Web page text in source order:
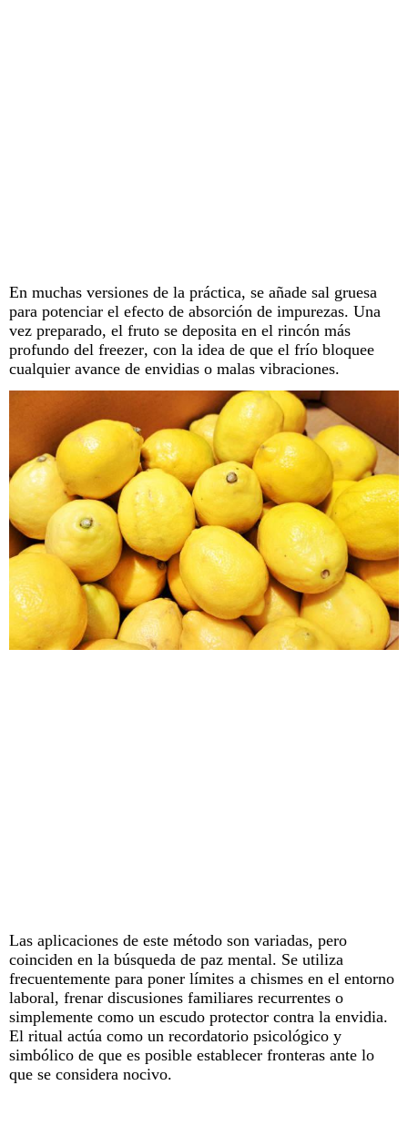
En muchas versiones de la práctica, se añade sal gruesa
para potenciar el efecto de absorción de impurezas. Una
vez preparado, el fruto se deposita en el rincón más
profundo del freezer, con la idea de que el frío bloquee
cualquier avance de envidias o malas vibraciones.
Las aplicaciones de este método son variadas, pero
coinciden en la búsqueda de paz mental. Se utiliza
frecuentemente para poner límites a chismes en el entorno
laboral, frenar discusiones familiares recurrentes o
simplemente como un escudo protector contra la envidia.
El ritualactúa como un recordatorio psicológico y
simbólico de que es posible establecer fronteras ante lo
que se considera nocivo.